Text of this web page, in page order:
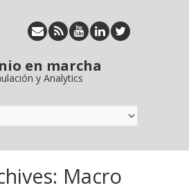
en marcha
y Analytics
Macro